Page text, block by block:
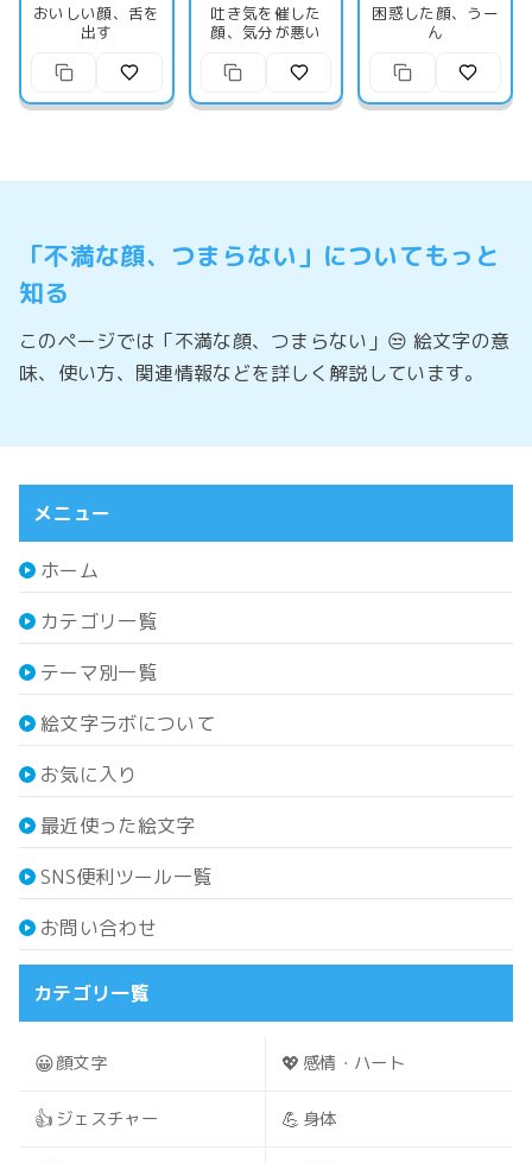
おいしい顔、舌を
出す
吐き気を催した
顔、気分が悪い
困惑した顔、うー
ん
「不満な顔、つまらない」についてもっと
知る
このページでは「不満な顔、つまらない」😒 絵文字の意
味、使い方、関連情報などを詳しく解説しています。
メニュー
ホーム
カテゴリ一覧
テーマ別一覧
絵文字ラボについて
お気に入り
最近使った絵文字
SNS便利ツール一覧
お問い合わせ
カテゴリ一覧
😀顔文字 💖 感情・ハート
👍 ジェスチャー 💪 身体